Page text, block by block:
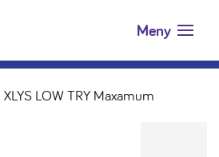
Meny
XLYS LOW TRY Maxamum